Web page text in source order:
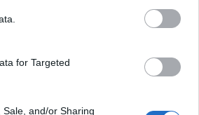
for Targeted
and/or Sharing
gli sci in
Thurnbichler, la